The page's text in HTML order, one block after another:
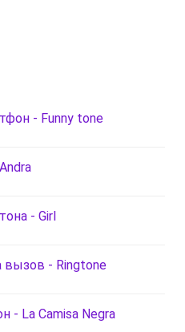
- Funny tone
- Girl
вызов - Ringtone
- La Camisa Negra